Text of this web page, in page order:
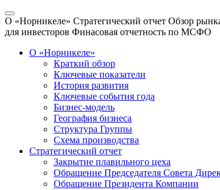
О «Норникеле» Стратегический отчет Обзор
для инвесторов Финасовая отчетность по МСФО
О «Норникеле»
Краткий обзор
Ключевые показатели
История развития
Ключевые события года
Бизнес-модель
География бизнеса
Структура Группы
Схема производства
Стратегический отчет
Закрытие плавильного цеха
Обращение Председателя Совета
Обращение Президента Компании